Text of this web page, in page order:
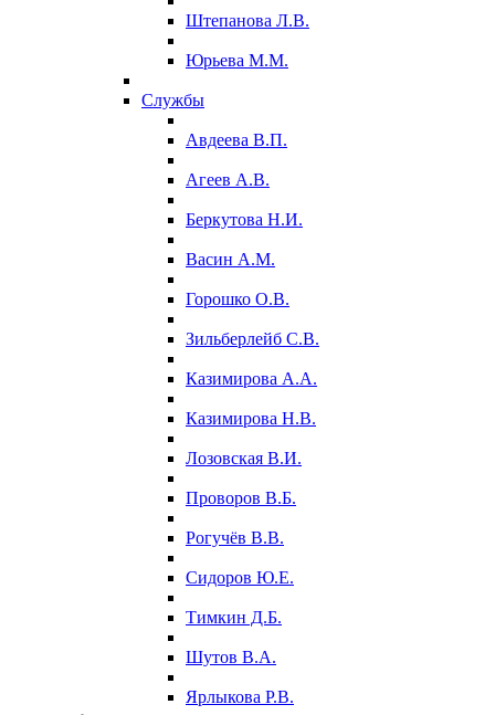
Штепанова Л.В.
Юрьева М.М.
Службы
Авдеева В.П.
Агеев А.В.
Беркутова Н.И.
Васин А.М.
Горошко О.В.
Зильберлейб С.В.
Казимирова А.А.
Казимирова Н.В.
Лозовская В.И.
Проворов В.Б.
Рогучёв В.В.
Сидоров Ю.Е.
Тимкин Д.Б.
Шутов В.А.
Ярлыкова Р.В.